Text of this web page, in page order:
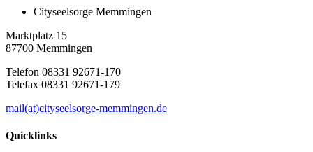
Cityseelsorge Memmingen
Marktplatz 15
87700 Memmingen
Telefon 08331 92671-170
Telefax 08331 92671-179
mail(at)cityseelsorge-memmingen.de
Quicklinks